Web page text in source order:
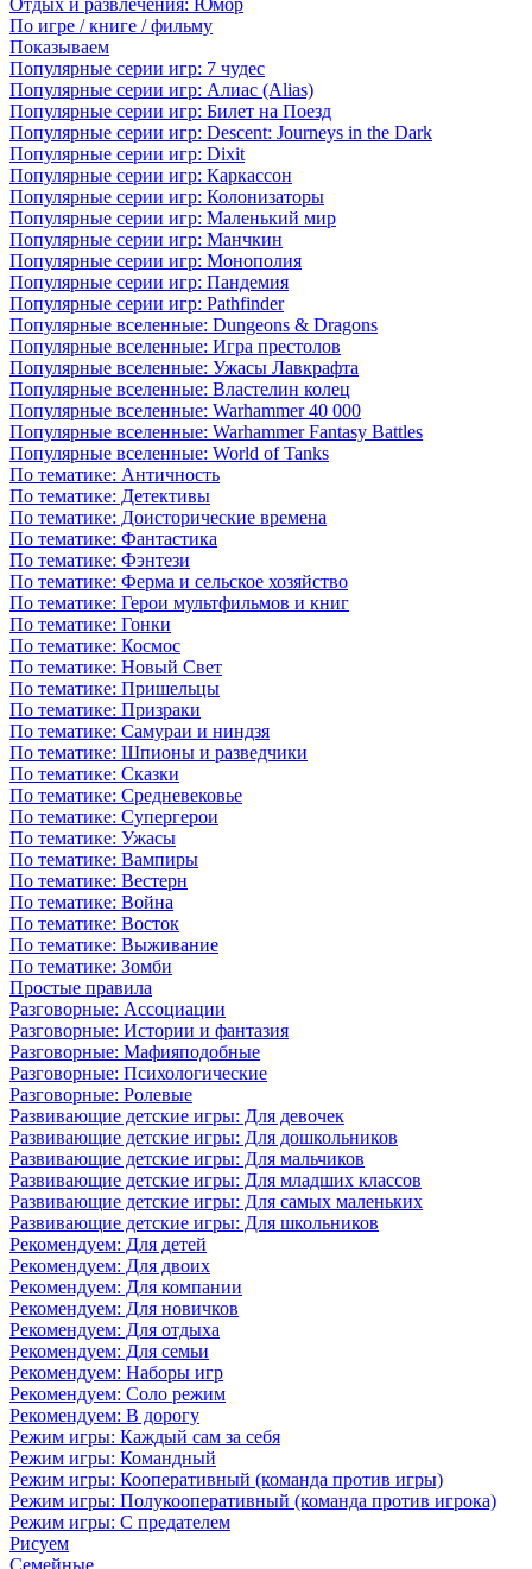
Отдых и развлечения: Юмор
По игре / книге / фильму
Показываем
Популярные серии игр: 7 чудес
Популярные серии игр: Алиас (Alias)
Популярные серии игр: Билет на Поезд
Популярные серии игр: Descent: Journeys in the Dark
Популярные серии игр: Dixit
Популярные серии игр: Каркассон
Популярные серии игр: Колонизаторы
Популярные серии игр: Маленький мир
Популярные серии игр: Манчкин
Популярные серии игр: Монополия
Популярные серии игр: Пандемия
Популярные серии игр: Pathfinder
Популярные вселенные: Dungeons & Dragons
Популярные вселенные: Игра престолов
Популярные вселенные: Ужасы Лавкрафта
Популярные вселенные: Властелин колец
Популярные вселенные: Warhammer 40 000
Популярные вселенные: Warhammer Fantasy Battles
Популярные вселенные: World of Tanks
По тематике: Античность
По тематике: Детективы
По тематике: Доисторические времена
По тематике: Фантастика
По тематике: Фэнтези
По тематике: Ферма и сельское хозяйство
По тематике: Герои мультфильмов и книг
По тематике: Гонки
По тематике: Космос
По тематике: Новый Свет
По тематике: Пришельцы
По тематике: Призраки
По тематике: Самураи и ниндзя
По тематике: Шпионы и разведчики
По тематике: Сказки
По тематике: Средневековье
По тематике: Супергерои
По тематике: Ужасы
По тематике: Вампиры
По тематике: Вестерн
По тематике: Война
По тематике: Восток
По тематике: Выживание
По тематике: Зомби
Простые правила
Разговорные: Ассоциации
Разговорные: Истории и фантазия
Разговорные: Мафияподобные
Разговорные: Психологические
Разговорные: Ролевые
Развивающие детские игры: Для девочек
Развивающие детские игры: Для дошкольников
Развивающие детские игры: Для мальчиков
Развивающие детские игры: Для младших классов
Развивающие детские игры: Для самых маленьких
Развивающие детские игры: Для школьников
Рекомендуем: Для детей
Рекомендуем: Для двоих
Рекомендуем: Для компании
Рекомендуем: Для новичков
Рекомендуем: Для отдыха
Рекомендуем: Для семьи
Рекомендуем: Наборы игр
Рекомендуем: Соло режим
Рекомендуем: В дорогу
Режим игры: Каждый сам за себя
Режим игры: Командный
Режим игры: Кооперативный (команда против игры)
Режим игры: Полукооперативный (команда против игрока)
Режим игры: С предателем
Рисуем
Семейные